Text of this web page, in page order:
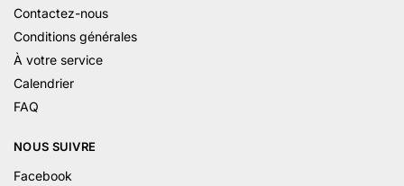
Contactez-nous
Conditions générales
À votre service
Calendrier
FAQ
NOUS SUIVRE
Facebook